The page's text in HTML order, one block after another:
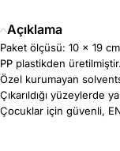
Açıklama
Paket ölçüsü: 10 x 19 cm
PP plastikden üretilmiştir.
Özel kurumayan
Çıkarıldığı yüzeylerde
Çocuklar için güvenli,